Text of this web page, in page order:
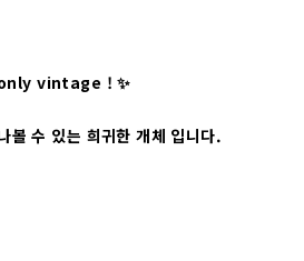
vintage ! ✨
볼 수 있는 희귀한 개체 입니다.